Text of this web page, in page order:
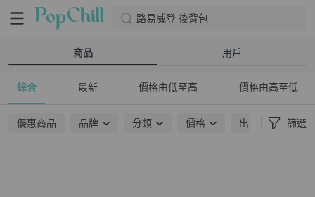
路易威登 後背包
商品 用戶
綜合 最新 價格由低至高 價格由高至低
優惠商品 品牌 分類 價格 出貨地點 篩選